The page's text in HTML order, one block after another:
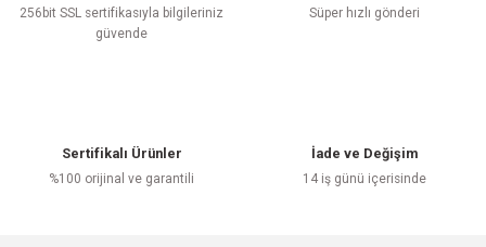
256bit SSL sertifikasıyla bilgileriniz
güvende
Süper hızlı gönderi
Sertifikalı Ürünler
%100 orijinal ve garantili
İade ve Değişim
14 iş günü içerisinde